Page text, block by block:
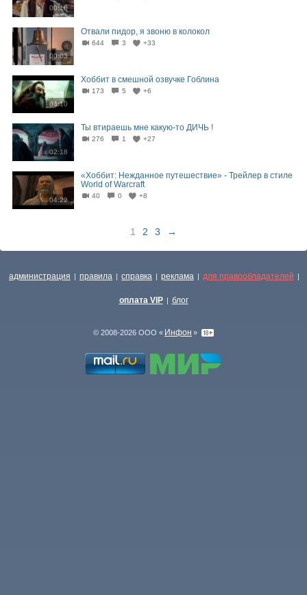
00:10
00:03
Отвали пидор, я звоню в колокол
644 3 +33
04:10
Хоббит в смешной озвучке Гоблина
173 5 +6
02:18
Ты втираешь мне какую-то ДИЧЬ !
276 1 +27
04:22
«Хоббит: Нежданное путешествие» - Трейлер в стиле
World of Warcraft
40 0 +8
1 2 3 →
администрация | правила | справка | реклама | для правообладателей |
оплата VIP | блог
© 2008-2026 ООО « Инфон »